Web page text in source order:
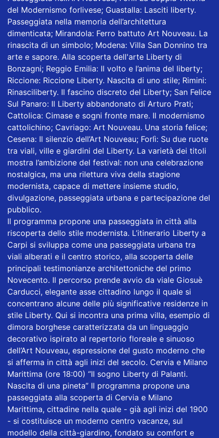
del Modernismo forlivese; Guastalla: Lasciti liberty.
Passeggiata nella memoria dell’architettura
dimenticata; Mirandola: Ferro battuto Art Nouveau. La
rinascita di un simbolo; Modena: Villa San Donnino tra
arte e sapore. Alla scoperta dell'arte Liberty di
Bonzagni; Reggio Emilia: Il volto e l’anima del liberty;
Riccione: Riccione Liberty. Nascita di uno stile; Rimini:
Rinasciliberty. Il fascino discreto del Liberty; San Felice
Sul Panaro: Il Liberty abbandonato di Arturo Prati;
Cattolica: Cimase e sogni fronte mare. Il modernismo
cattolichino; Cavriago: Art Nouveau. Una storia felice;
Cesena: Il silenzio dell’Art Nouveau; Forlì: Su due ruote
tra viali, ville e giardini del Liberty. La varietà dei titoli
mostra l’ambizione del festival: non una celebrazione
nostalgica, ma una rilettura viva della stagione
modernista, capace di mettere insieme studio,
divulgazione, passeggiata urbana e partecipazione del
pubblico.
Il programma propone una passeggiata in città alla
riscoperta dello stile modernista. L’itinerario Liberty a
Carpi si sviluppa come una passeggiata urbana tra
viali alberati e il centro storico, alla scoperta delle
principali testimonianze architettoniche del primo
Novecento. Il percorso prende avvio da viale Giosuè
Carducci, elegante asse cittadino lungo il quale si
concentrano alcune delle più significative residenze in
stile Liberty. Qui si incontra una prima villa, esempio di
dimora borghese caratterizzata da un linguaggio
decorativo ispirato al repertorio floreale e sinuoso
dell’Art Nouveau, espressione del gusto moderno che
si afferma in città agli inizi del secolo. Cervia e Milano
Marittima (ore 18:00) “Il sogno Liberty di Palanti.
Nascita di una pineta” Il programma propone una
passeggiata alla scoperta di Cervia e Milano
Marittima, cittadine nella quale - già agli inizi del 1900
- si costituisce un moderno centro vacanze, sul
modello della città-giardino, fondato su comfort e